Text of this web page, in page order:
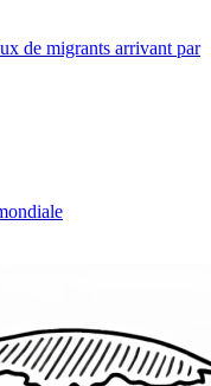
de migrants arrivant par